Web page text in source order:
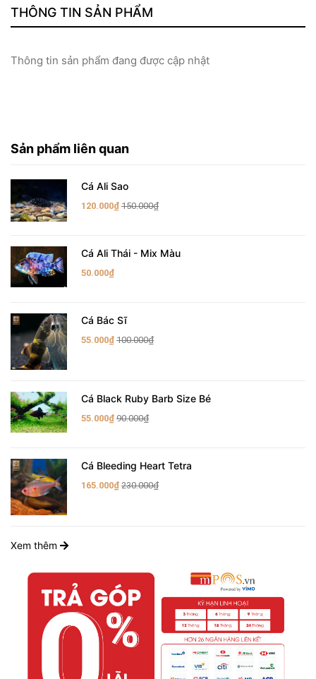
THÔNG TIN SẢN PHẨM
Thông tin sản phẩm đang được cập nhật
Sản phẩm liên quan
Cá Ali Sao
120.000₫ 150.000₫
Cá Ali Thái - Mix Màu
50.000₫
Cá Bác Sĩ
55.000₫ 100.000₫
Cá Black Ruby Barb Size Bé
55.000₫ 90.000₫
Cá Bleeding Heart Tetra
165.000₫ 230.000₫
Xem thêm